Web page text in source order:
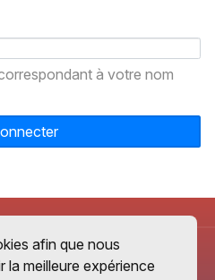
à votre nom
afin que nous
la meilleure expérience